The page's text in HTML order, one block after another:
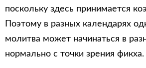
поскольку здесь принимается
Поэтому в разных календарях
молитва может начинаться в
нормально с точки зрения фикха.